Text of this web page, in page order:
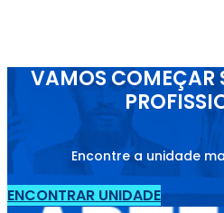
VAMOS COMEÇAR
Encontre a unidade
ENCONTRAR UNIDADE